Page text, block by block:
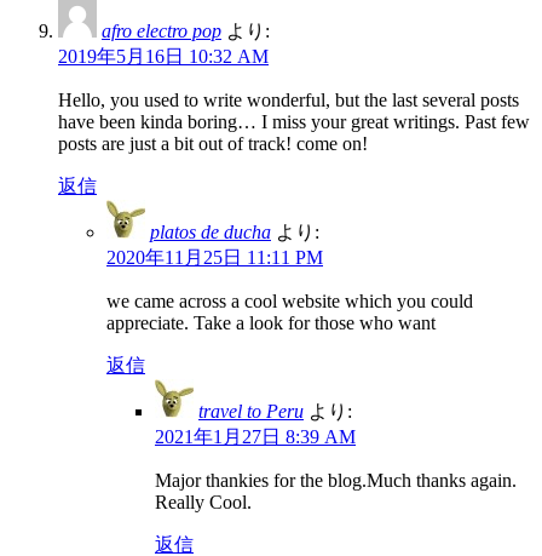
afro electro pop より:
2019年5月16日 10:32 AM
Hello, you used to write wonderful, but the last several posts
have been kinda boring… I miss your great writings. Past few
posts are just a bit out of track! come on!
返信
platos de ducha より:
2020年11月25日 11:11 PM
we came across a cool website which you could
appreciate. Take a look for those who want
返信
travel to Peru より:
2021年1月27日 8:39 AM
Major thankies for the blog.Much thanks again.
Really Cool.
返信